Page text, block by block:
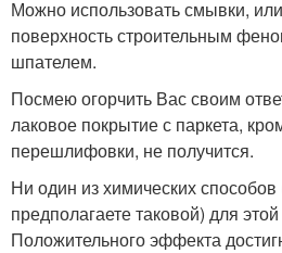
Можно использовать смывки,
поверхность строительным
шпателем.
Посмею огорчить Вас своим
лаковое покрытие с паркета,
перешлифовки, не получится.
Ни один из химических
предполагаете таковой) для
Положительного эффекта